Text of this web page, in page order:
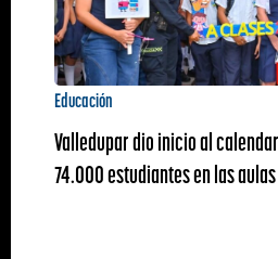
Educación
Valledupar dio inicio al
74.000 estudiantes en las aulas